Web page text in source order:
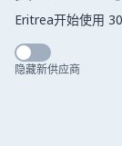
Eritrea开始使用
隐藏新供应商